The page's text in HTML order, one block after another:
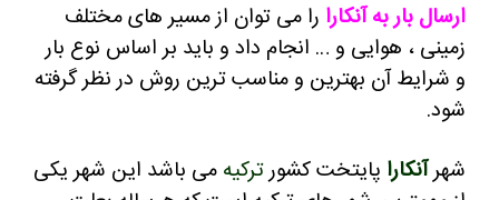
ارسال بار به آنکارا را می توان از مسیر های مختلف
زمینی ، هوایی و … انجام داد و باید بر اساس نوع بار
و شرایط آن بهترین و مناسب ترین روش در نظر گرفته
شود.
شهرآنکارا پایتخت کشورترکیه می باشد این شهر یکی